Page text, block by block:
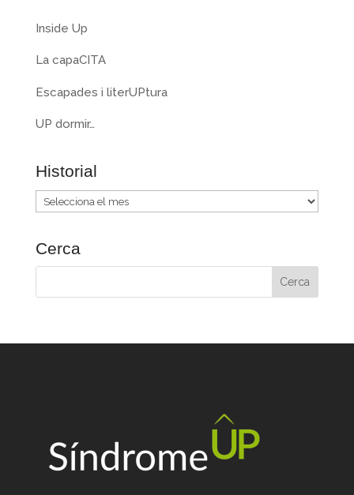
Inside Up
La capaCITA
Escapades i literUPtura
UP dormir…
Historial
Historial
Cerca